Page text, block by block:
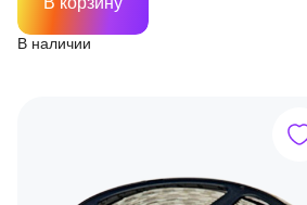
В наличии